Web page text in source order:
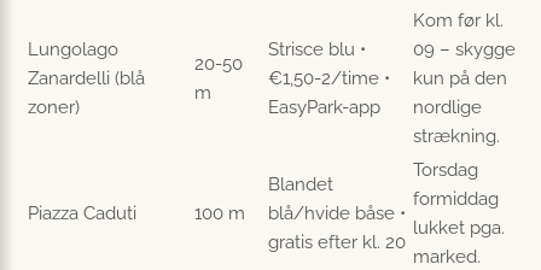
Lungolago
Zanardelli (blå
zoner)
20-50
m
Strisce blu •
€1,50-2/time •
EasyPark-app
Kom før kl.
09 – skygge
kun på den
nordlige
strækning.
Piazza Caduti 100 m
Blandet
blå/hvide båse •
gratis efter kl. 20
Torsdag
formiddag
lukket pga.
marked.